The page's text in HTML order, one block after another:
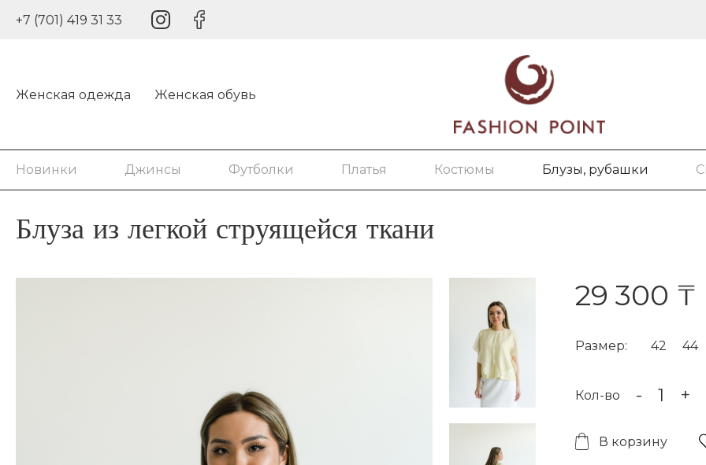
+7 (701) 419 31 33
Женская одежда Женская обувь
Новинки Джинсы Футболки Платья Костюмы Блузы, рубашки
Блуза из легкой струящейся ткани
29 300 ₸
Размер: 42 44
Кол-во - +
В корзину